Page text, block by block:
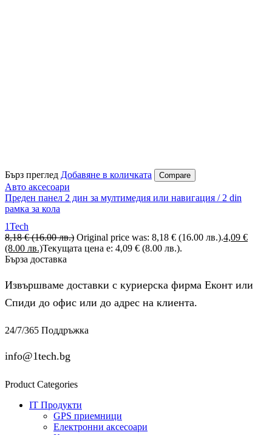
Бърз преглед Добавяне в количката Compare
Авто аксесоари
Преден панел 2 дин за мултимедия или навигация / 2 din
рамка за кола
1Tech
8,18€ (16.00 лв.) Original price was: 8,18 € (16.00 лв.).4,09 €
(8.00 лв.)Текущата цена е: 4,09 € (8.00 лв.).
Бърза доставка
Извършваме доставки с куриерска фирма Еконт или
Спиди до офис или до адрес на клиента.
24/7/365 Поддръжка
info@1tech.bg
Product Categories
IT Продукти
GPS приемници
Електронни аксесоари